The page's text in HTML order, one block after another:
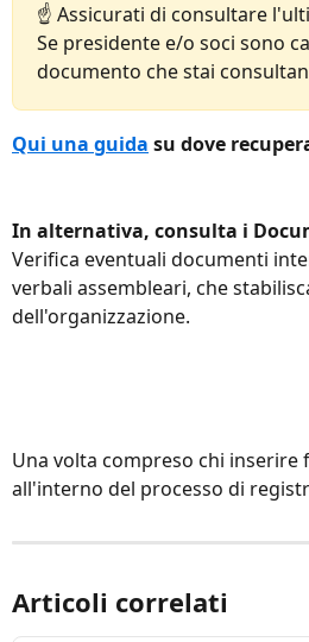
☝️ Assicurati di consultare
Se presidente e/o soci sono
documento che stai
Qui una guida su dove
​In alternativa, consulta i
Verifica eventuali documenti
verbali assembleari, che
dell'organizzazione.
Una volta compreso chi
all'interno del processo di
Articoli correlati